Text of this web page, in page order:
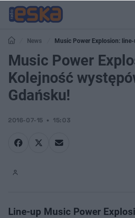
News
Music Power Explosion:
w Gdańsku!
Music Power
Kolejność
Gdańsku!
2016-07-15 15:03
Line-up Music Power